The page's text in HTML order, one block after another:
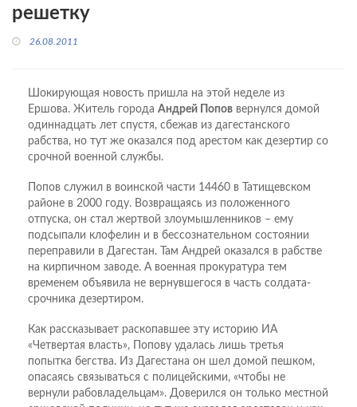
решетку
26.08.2011
Шокирующая новость пришла на этой неделе из
Ершова. Житель города Андрей Попов вернулся домой
одиннадцать лет спустя, сбежав из дагестанского
рабства, но тут же оказался под арестом как дезертир со
срочной военной службы.
Попов служил в воинской части 14460 в Татищевском
районе в 2000 году. Возвращаясь из положенного
отпуска, он стал жертвой злоумышленников – ему
подсыпали клофелин и в бессознательном состоянии
переправили в Дагестан. Там Андрей оказался в рабстве
на кирпичном заводе. А военная прокуратура тем
временем объявила не вернувшегося в часть солдата-
срочника дезертиром.
Как рассказывает раскопавшее эту историю ИА
«Четвертая власть», Попову удалась лишь третья
попытка бегства. Из Дагестана он шел домой пешком,
опасаясь связываться с полицейскими, «чтобы не
вернули рабовладельцам». Доверился он только местной